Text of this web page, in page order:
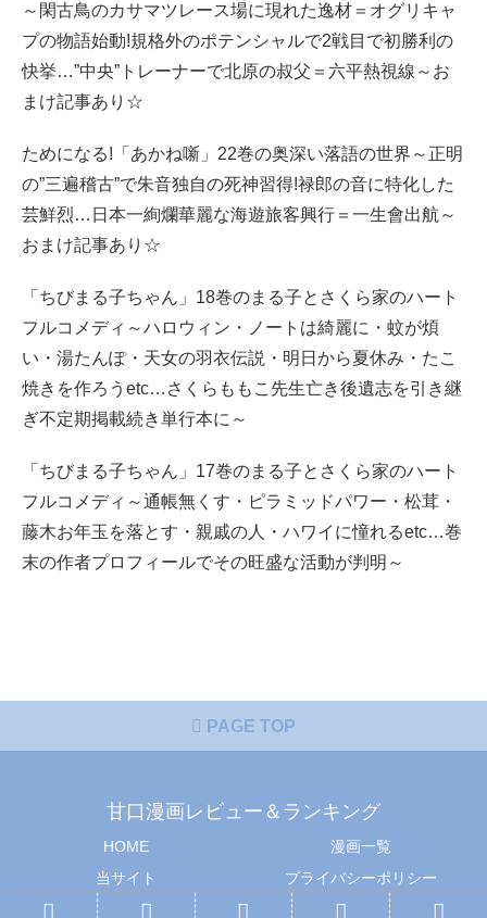
～閑古鳥のカサマツレース場に現れた逸材＝オグリキャ
プの物語始動!規格外のポテンシャルで2戦目で初勝利の
快挙…”中央”トレーナーで北原の叔父＝六平熱視線～お
まけ記事あり☆
ためになる!「あかね噺」22巻の奥深い落語の世界～正明
の”三遍稽古”で朱音独自の死神習得!禄郎の音に特化した
芸鮮烈…日本一絢爛華麗な海遊旅客興行＝一生會出航～
おまけ記事あり☆
「ちびまる子ちゃん」18巻のまる子とさくら家のハート
フルコメディ～ハロウィン・ノートは綺麗に・蚊が煩
い・湯たんぽ・天女の羽衣伝説・明日から夏休み・たこ
焼きを作ろうetc…さくらももこ先生亡き後遺志を引き継
ぎ不定期掲載続き単行本に～
「ちびまる子ちゃん」17巻のまる子とさくら家のハート
フルコメディ～通帳無くす・ピラミッドパワー・松茸・
藤木お年玉を落とす・親戚の人・ハワイに憧れるetc…巻
末の作者プロフィールでその旺盛な活動が判明～
PAGE TOP
甘口漫画レビュー＆ランキング
HOME
漫画一覧
当サイト
プライバシーポリシー